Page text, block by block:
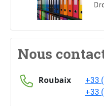
Nous
Roubaix
+33
+33